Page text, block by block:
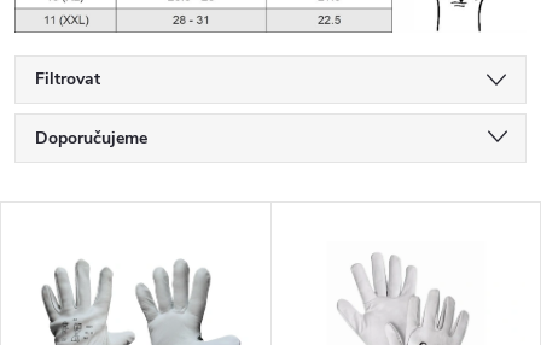
Filtrovat
Řazení produktů
Doporučujeme
Nejprodávanější
Abecedně